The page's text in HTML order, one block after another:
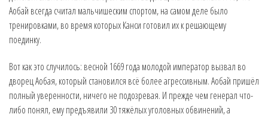
Аобай всегда считал мальчишеским спортом, на самом деле было
тренировками, во время которых Канси готовил их к решающему
поединку.
Вот как это случилось: весной 1669 года молодой император вызвал во
дворец Аобая, который становился всё более агрессивным. Аобай пришёл
полный уверенности, ничего не подозревая. И прежде чем генерал что-
либо понял, ему предъявили 30 тяжёлых уголовных обвинений, а